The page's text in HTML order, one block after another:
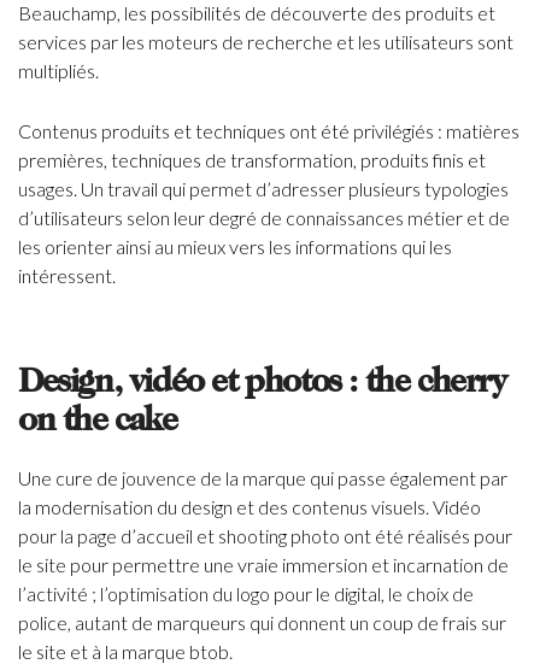
Beauchamp, les possibilités de découverte des produits et
services par les moteurs de recherche et les utilisateurs sont
multipliés.
Contenus produits et techniques ont été privilégiés : matières
premières, techniques de transformation, produits finis et
usages. Un travail qui permet d’adresser plusieurs typologies
d’utilisateurs selon leur degré de connaissances métier et de
les orienter ainsi au mieux vers les informations qui les
intéressent.
Design, vidéo et photos : the cherry
on the cake
Une cure de jouvence de la marque qui passe également par
la modernisation du design et des contenus visuels. Vidéo
pour la page d’accueil et shooting photo ont été réalisés pour
le site pour permettre une vraie immersion et incarnation de
l’activité ; l’optimisation du logo pour le digital, le choix de
police, autant de marqueurs qui donnent un coup de frais sur
le site et à la marque btob.